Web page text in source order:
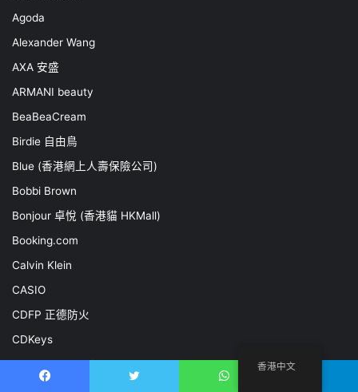
Agoda
Alexander Wang
AXA 安盛
ARMANI beauty
BeaBeaCream
Birdie 自由鳥
Blue (香港網上人壽保險公司)
Bobbi Brown
Bonjour 卓悅 (香港貓 HKMall)
Booking.com
Calvin Klein
CASIO
CDFP 正德防火
CDKeys
Cellarmaster Wines
香港中文